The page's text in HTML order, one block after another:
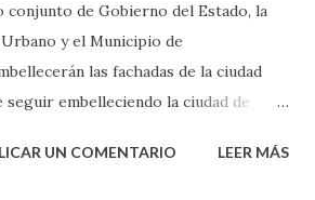
conjunto de Gobierno del Estado, la
y el Municipio de
las fachadas de la ciudad
embelleciendo la ciudad de
dio inicio al programa
UN COMENTARIO LEER MÁS